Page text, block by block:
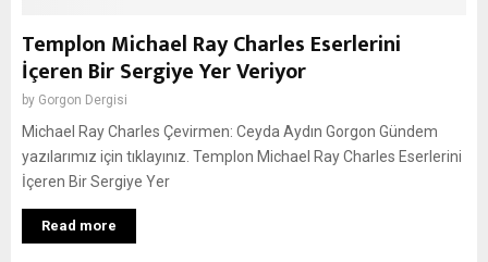
Templon Michael Ray Charles Eserlerini
İçeren Bir Sergiye Yer Veriyor
by Gorgon Dergisi
Michael Ray Charles Çevirmen: Ceyda Aydın Gorgon Gündem
yazılarımız için tıklayınız. Templon Michael Ray Charles Eserlerini
İçeren Bir Sergiye Yer
Read more